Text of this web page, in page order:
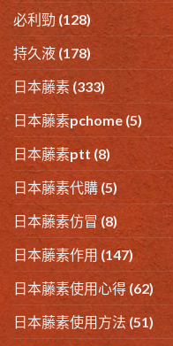
必利勁 (128)
持久液 (178)
日本藤素 (333)
日本藤素pchome (5)
日本藤素ptt (8)
日本藤素代購 (5)
日本藤素仿冒 (8)
日本藤素作用 (147)
日本藤素使用心得 (62)
日本藤素使用方法 (51)